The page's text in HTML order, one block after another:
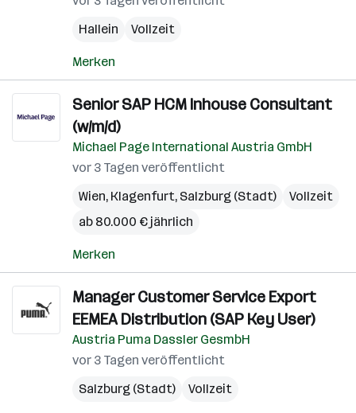
Hallein
Vollzeit
Merken
Senior SAP HCM Inhouse Consultant
(w/m/d)
Michael Page International Austria GmbH
vor 3 Tagen veröffentlicht
Wien, Klagenfurt, Salzburg (Stadt)
Vollzeit
ab 80.000 € jährlich
Merken
Manager Customer Service Export
EEMEA Distribution (SAP Key User)
Austria Puma Dassler GesmbH
vor 3 Tagen veröffentlicht
Salzburg (Stadt)
Vollzeit